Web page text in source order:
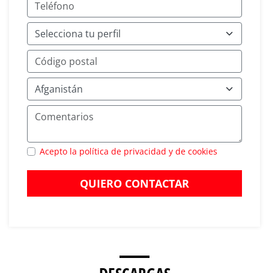
Acepto la política de privacidad y de cookies
QUIERO CONTACTAR